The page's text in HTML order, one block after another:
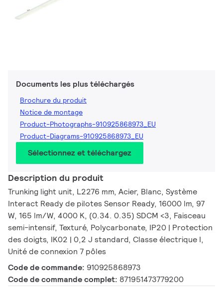
Documents les plus téléchargés
Brochure du produit
Notice de montage
Product-Photographs-910925868973_EU
Product-Diagrams-910925868973_EU
Sélectionnez et téléchargez
Description du produit
Trunking light unit, L2276 mm, Acier, Blanc, Système
Interact Ready de pilotes Sensor Ready, 16000 lm, 97
W, 165 lm/W, 4000 K, (0.34. 0.35) SDCM <3, Faisceau
semi-intensif, Texturé, Polycarbonate, IP20 | Protection
des doigts, IK02 | 0,2 J standard, Classe électrique I,
Unité de connexion 7 pôles
Code de commande: 910925868973
Code de commande complet: 871951473779200